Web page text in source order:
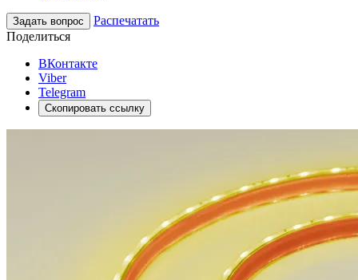
Задать вопрос
Распечатать
Поделиться
ВКонтакте
Viber
Telegram
Скопировать ссылку